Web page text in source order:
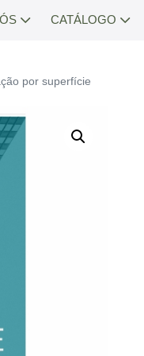
CATÁLOGO
por superfície